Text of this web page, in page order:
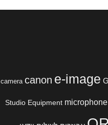
camera canon e-image
Studio Equipment microphone